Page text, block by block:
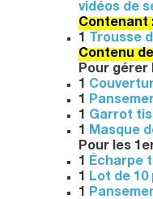
vidéos de
Contenant
1
Trousse
Contenu
Pour gérer
1
1
1 Garrot
1 Masque
Pour les
1 Écharpe
1 Lot de 10
1